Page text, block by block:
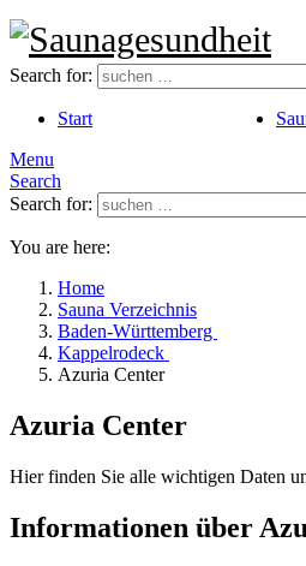
Search for:
Start
Menu
Search
Search for:
You are here:
Home
Sauna Verzeichnis
Baden-Württemberg
Kappelrodeck
Azuria Center
Azuria Center
Hier finden Sie alle wichtigen Daten
Informationen über